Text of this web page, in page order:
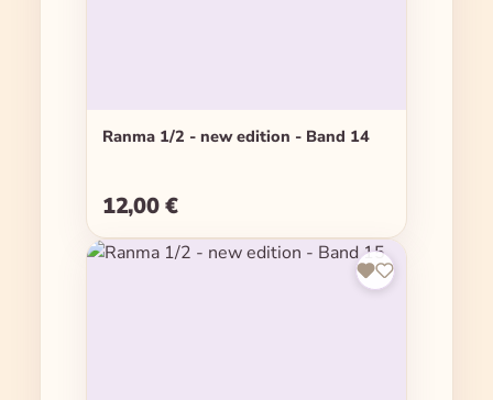
Ranma 1/2 - new edition - Band 14
Regulärer Preis:
12,00 €